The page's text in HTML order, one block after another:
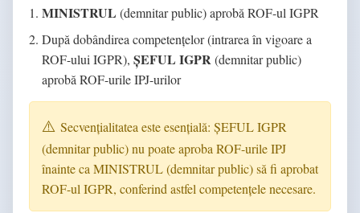
MINISTRUL (demnitar public) aprobă ROF-ul IGPR
După dobândirea competențelor (intrarea în vigoare a
ROF-ului IGPR), ȘEFUL IGPR(demnitar public)
aprobă ROF-urile IPJ-urilor
Secvențialitatea este esențială: ȘEFUL IGPR
(demnitar public) nu poate aproba ROF-urile IPJ
înainte ca MINISTRUL (demnitar public) să fi aprobat
ROF-ul IGPR, conferind astfel competențele necesare.